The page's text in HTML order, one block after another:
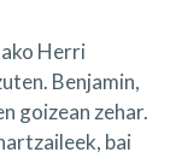
Herri
Benjamin,
goizean zehar.
bai